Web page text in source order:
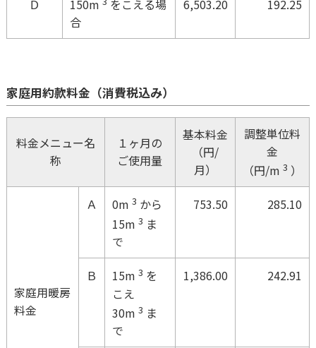
Ｄ 150m
をこえる場
合
6,503.20 192.25
家庭用約款料金（消費税込み）
料金メニュー名
称
１ヶ月の
ご使用量
基本料金
（円/
月）
調整単位料
金
（円/m 3 ）
家庭用暖房
料金
Ａ 0m 3 から
15m 3 ま
で
753.50 285.10
Ｂ 15m 3 を
こえ
30m 3 ま
で
1,386.00 242.91